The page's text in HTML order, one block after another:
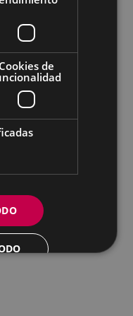
Ayuntamiento
11 | 20600 Eibar
943 70 84 40
Cookies de